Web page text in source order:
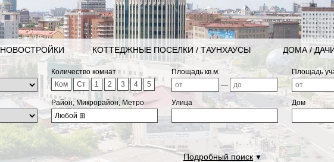
НОВОСТРОЙКИ КОТТЕДЖНЫЕ ПОСЕЛКИ / ТАУНХАУСЫ ДОМА /
Количество комнат
Ком
Ст 1 2 3 4 5
Площадь кв.м.
—
Площадь
Район, Микрорайон, Метро
Любой ⊞
Улица Дом
Подробный поиск▼